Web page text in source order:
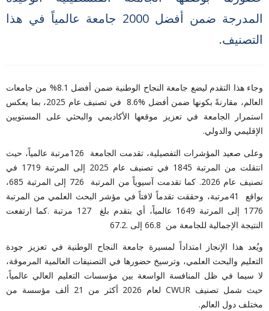
المدرجة ضمن أفضل 2000 جامعة عالمياً في هذا
التصنيف.
وجاء هذا التقدم ليضع جامعة النجاح الوطنية ضمن أفضل 8.1% من جامعات
العالم، مقارنةً بكونها ضمن أفضل 8.6%
في تصنيف عام 2025، بما يعكس
استمرار الجامعة في تعزيز موقعها الأكاديمي والبحثي على المستويين
الإقليمي والدولي.
وعلى صعيد المؤشرات التفصيلية، تقدمت الجامعة
126مرتبة عالمياً، حيث
انتقلت من المرتبة 1845 في تصنيف عام 2025 إلى المرتبة 1719 في
تصنيف عام 2026. كما تقدمت آسيوياً من المرتبة
726 إلى المرتبة 685،
بواقع
41مرتبة، وحققت تقدماً لافتاً في مؤشر البحث العلمي من المرتبة
1776 إلى المرتبة 1649 عالمياً، أي بتقدم بلغ 127 مرتبة .كما ارتفعت
النتيجة الإجمالية للجامعة من 66.8 إلى 67.2.
ويُعد هذا الإنجاز امتداداً لمسيرة جامعة النجاح الوطنية في تعزيز جودة
التعليم والبحث العلمي، وترسيخ حضورها في التصنيفات العالمية المرموقة،
لا سيما في ظل المنافسة الواسعة بين مؤسسات التعليم العالي عالمياً،
حيث شمل تصنيف CWUR لعام 2026 أكثر من 21 ألف مؤسسة من
مختلف دول العالم.